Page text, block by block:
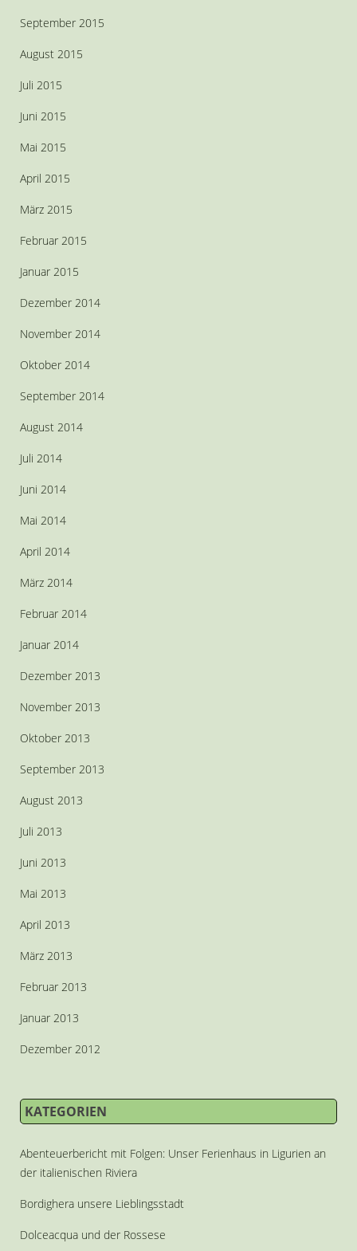
September 2015
August 2015
Juli 2015
Juni 2015
Mai 2015
April 2015
März 2015
Februar 2015
Januar 2015
Dezember 2014
November 2014
Oktober 2014
September 2014
August 2014
Juli 2014
Juni 2014
Mai 2014
April 2014
März 2014
Februar 2014
Januar 2014
Dezember 2013
November 2013
Oktober 2013
September 2013
August 2013
Juli 2013
Juni 2013
Mai 2013
April 2013
März 2013
Februar 2013
Januar 2013
Dezember 2012
KATEGORIEN
Abenteuerbericht mit Folgen: Unser Ferienhaus in Ligurien an
der italienischen Riviera
Bordighera unsere Lieblingsstadt
Dolceacqua und der Rossese